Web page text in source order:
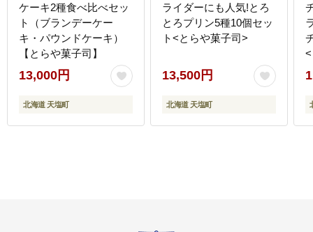
ケーキ2種食べ比べセッ
ト（ブランデーケー
キ・パウンドケーキ）
【とらや菓子司】
13,000円
北海道 天塩町
ライダーにも人気!とろ
とろプリン5種10個セッ
ト<とらや菓子司>
13,500円
北海道 天塩町